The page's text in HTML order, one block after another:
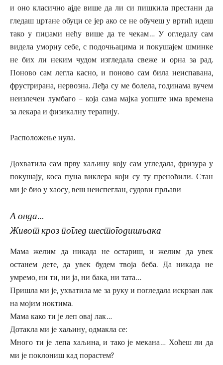
и оно класично ајде више да ли си пишкила престани да
гледаш цртане обуци се јер ако се не обучеш у вртић идеш
тако у пиџами нећу више да те чекам… У огледалу сам
видела уморну себе, с подочњацима и покушајем шминке
не бих ли неким чудом изгледала свеже и орна за рад.
Поново сам легла касно, и поново сам била неиспавана,
фрустрирана, нервозна. Леђа су ме болела, годинама вучем
неизлечен лумбаго – која сама мајка уопште има времена
за лекара и физикалну терапију.
Расположење нула.
Дохватила сам прву хаљину коју сам угледала, фризура у
покушају, коса пуна виклера који су ту преноћили. Стан
ми је био у хаосу, веш неиспеглан, судови прљави
А онда…
Живот кроз поглед шестогодишњака
Мама желим да никада не остариш, и желим да увек
останем дете, да увек будем твоја беба. Да никада не
умремо, ни ти, ни ја, ни бака, ни тата…
Пришла ми је, ухватила ме за руку и погледала искрзан лак
на мојим ноктима.
Мама како ти је леп овај лак…
Дотакла ми је хаљину, одмакла се:
Много ти је лепа хаљина, и тако је мекана… Хоћеш ли да
ми је поклониш кад порастем?